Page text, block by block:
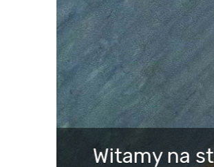
Microsoft
Instruktaż